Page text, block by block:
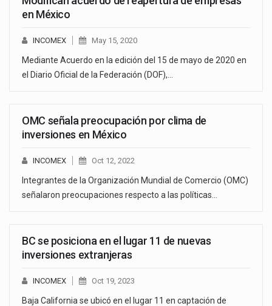
en México
INCOMEX May 15, 2020
Mediante Acuerdo en la edición del 15 de mayo de 2020 en
el Diario Oficial de la Federación (DOF),…
OMC señala preocupación por clima de
inversiones en México
INCOMEX Oct 12, 2022
Integrantes de la Organización Mundial de Comercio (OMC)
señalaron preocupaciones respecto a las políticas…
BC se posiciona en el lugar 11 de nuevas
inversiones extranjeras
INCOMEX Oct 19, 2023
Baja California se ubicó en el lugar 11 en captación de